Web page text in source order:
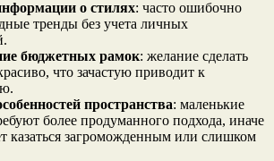
о стилях: часто ошибочно
тренды без учета личных
бюджетных рамок: желание сделать
что зачастую приводит к
пространства: маленькие
более продуманного подхода, иначе
казаться загроможденным или слишком